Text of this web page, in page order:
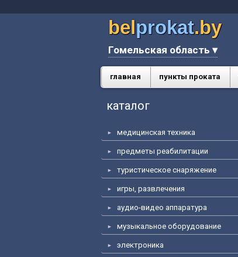
belprokat.by
Гомельская область ▾
главная пункты проката
каталог
медицинская техника
предметы реабилитации
туристическое снаряжение
игры, развлечения
аудио-видео аппаратура
музыкальное оборудование
электроника